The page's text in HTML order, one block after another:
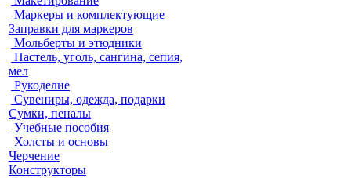
Маркеры и комплектующие
Заправки для маркеров
Мольберты и этюдники
Пастель, уголь, сангина, сепия,
мел
Рукоделие
Сувениры, одежда, подарки
Сумки, пеналы
Учебные пособия
Холсты и основы
Черчение
Конструкторы